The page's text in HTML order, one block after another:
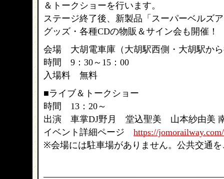
＆トークショーを行います。
ステージ終了後、新製品「スーパーベルズ
グッズ・各種CDの物販＆サイン会も開催！
会場 大胡電車庫（大胡駅西側・大胡駅か
時間 9：30～15：00
入場料 無料
■ライブ＆トークショー
時間 13：20～
出演 車掌DJ野月 堂込聖美 山本紗由美
イベント詳細ページ https://
※会場には駐車場がありません。公共交通